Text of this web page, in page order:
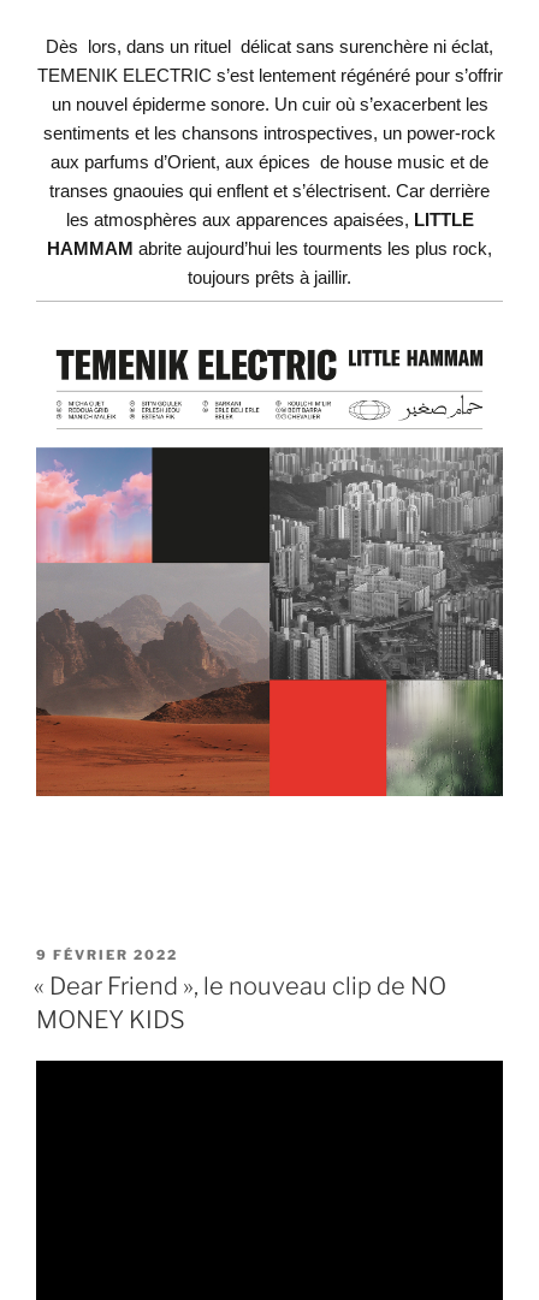
Dès lors, dans un rituel délicat sans surenchère ni éclat,
TEMENIK ELECTRIC s’est lentement régénéré pour s’offrir
un nouvel épiderme sonore. Un cuir où s’exacerbent les
sentiments et les chansons introspectives, un power-rock
aux parfums d’Orient, aux épices de house music et de
transes gnaouies qui enflent et s’électrisent. Car derrière
les atmosphères aux apparences apaisées, LITTLE
HAMMAM abrite aujourd’hui les tourments les plus rock,
toujours prêts à jaillir.
PUBLIÉ
LE
9 FÉVRIER 2022
« Dear Friend », le nouveau clip de NO
MONEY KIDS